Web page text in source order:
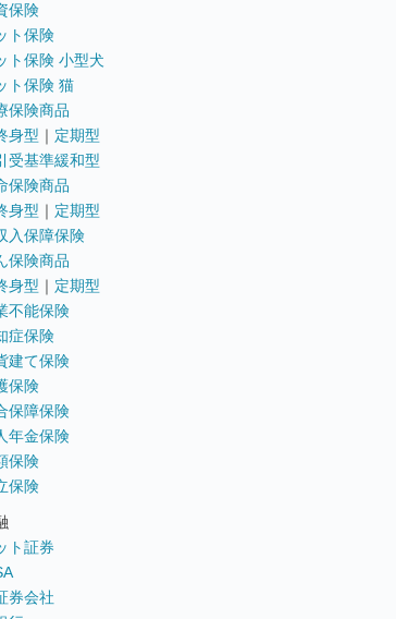
保険
ト保険
ト保険 小型犬
ト保険 猫
保険商品
身型 ｜ 定期型
受基準緩和型
保険商品
身型 ｜ 定期型
入保障保険
保険商品
身型 ｜ 定期型
不能保険
症保険
建て保険
保険
保障保険
年金保険
保険
保険
ト証券
券会社